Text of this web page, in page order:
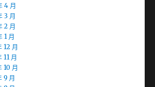
4 月
3 月
2 月
1 月
12 月
11 月
10 月
9 月